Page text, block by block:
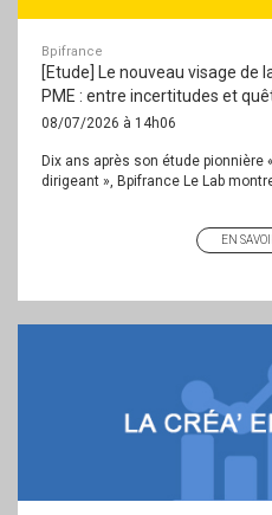
Bpifrance
[Etude] Le nouveau visage de
PME : entre incertitudes et
08/07/2026 à 14h06
Dix ans après son étude
dirigeant », Bpifrance Le Lab
EN